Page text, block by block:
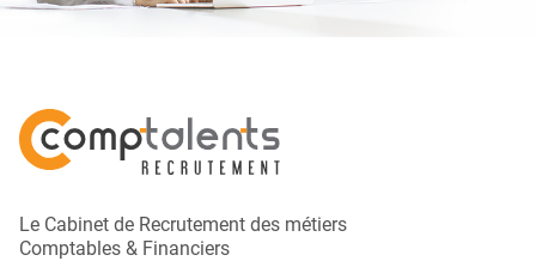
Le Cabinet de Recrutement des métiers
Comptables & Financiers